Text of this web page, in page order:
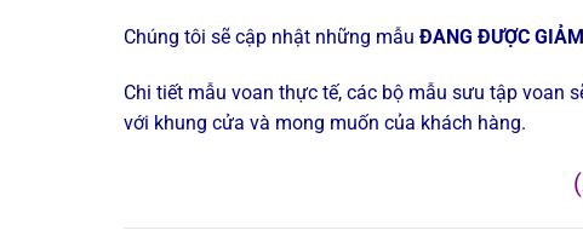
Chúng tôi sẽ cập nhật những mẫu ĐANG ĐƯỢC
Chi tiết mẫu voan thực tế, các bộ mẫu sưu tập voan
với khung cửa và mong muốn của khách hàng.